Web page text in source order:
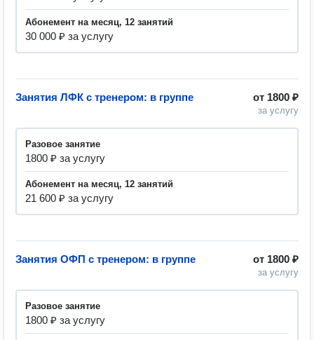
абонемент на месяц, 12 занятий
30 000 ₽ за услугу
от 1800 ₽
за услугу
Занятия ЛФК с тренером: в группе
разовое занятие
1800 ₽ за услугу
абонемент на месяц, 12 занятий
21 600 ₽ за услугу
от 1800 ₽
за услугу
Занятия ОФП с тренером: в группе
разовое занятие
1800 ₽ за услугу